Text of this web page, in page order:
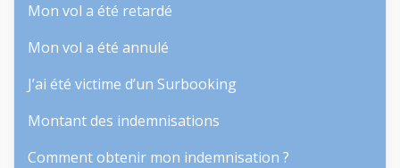
Mon vol a été retardé
Mon vol a été annulé
J’ai été victime d’un Surbooking
Montant des indemnisations
Comment obtenir mon indemnisation ?